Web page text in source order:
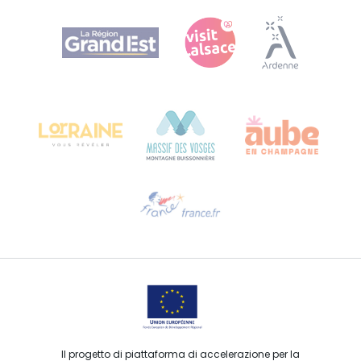
Agence Régionale du Tourisme Grand Est
Bureau de Colmar (sede operativa)
Contattaci per e-mail
Il progetto di piattaforma di accelerazione per la